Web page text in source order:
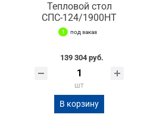
Тепловой стол
СПС-124/1900НТ
под заказ
139 304 руб.
шт
В корзину